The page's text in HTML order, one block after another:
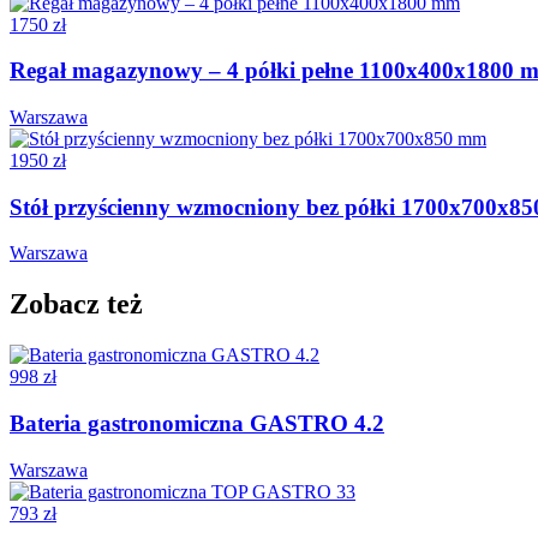
1750 zł
Regał magazynowy – 4 półki pełne 1100x400x1800
Warszawa
1950 zł
Stół przyścienny wzmocniony bez półki
Warszawa
Zobacz też
998 zł
Bateria gastronomiczna GASTRO 4.2
Warszawa
793 zł